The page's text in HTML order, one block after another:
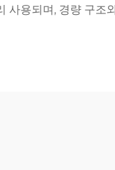
사용되며, 경량 구조